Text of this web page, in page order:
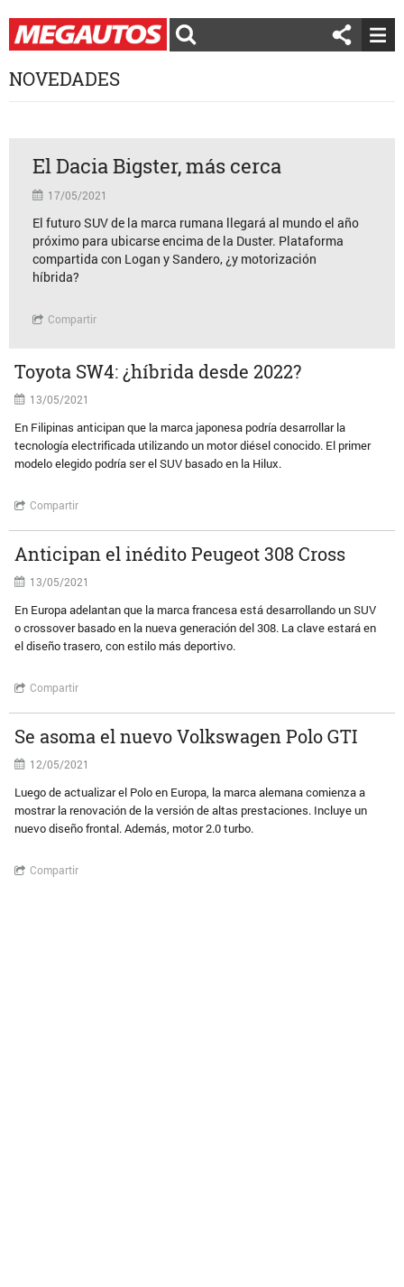
NOVEDADES
El Dacia Bigster, más cerca
17/05/2021
El futuro SUV de la marca rumana llegará al mundo el año
próximo para ubicarse encima de la Duster. Plataforma
compartida con Logan y Sandero, ¿y motorización
híbrida?
Compartir
Toyota SW4: ¿híbrida desde 2022?
13/05/2021
En Filipinas anticipan que la marca japonesa podría desarrollar la
tecnología electrificada utilizando un motor diésel conocido. El primer
modelo elegido podría ser el SUV basado en la Hilux.
Compartir
Anticipan el inédito Peugeot 308 Cross
13/05/2021
En Europa adelantan que la marca francesa está desarrollando un SUV
o crossover basado en la nueva generación del 308. La clave estará en
el diseño trasero, con estilo más deportivo.
Compartir
Se asoma el nuevo Volkswagen Polo GTI
12/05/2021
Luego de actualizar el Polo en Europa, la marca alemana comienza a
mostrar la renovación de la versión de altas prestaciones. Incluye un
nuevo diseño frontal. Además, motor 2.0 turbo.
Compartir